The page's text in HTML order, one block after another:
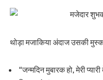
थोड़ा मजाकिया अंदाज उसकी
“जन्मदिन मुबारक हो, मेरी